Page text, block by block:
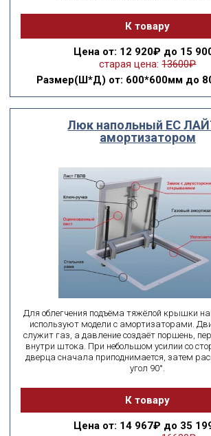
К товару
Цена от: 12 920₽ до 15
старая цена: 13600₽
Размер(Ш*Д) от: 600*600мм до
Люк напольный ЕС
амортизатором
Для облегчения подъёма тяжёлой крышки
используют модели с амортизаторами.
служит газ, а давление создаёт поршень,
внутри штока. При небольшом усилии со
дверца сначала приподнимается, затем
угол 90°.
К товару
Цена от: 14 967₽ до 35